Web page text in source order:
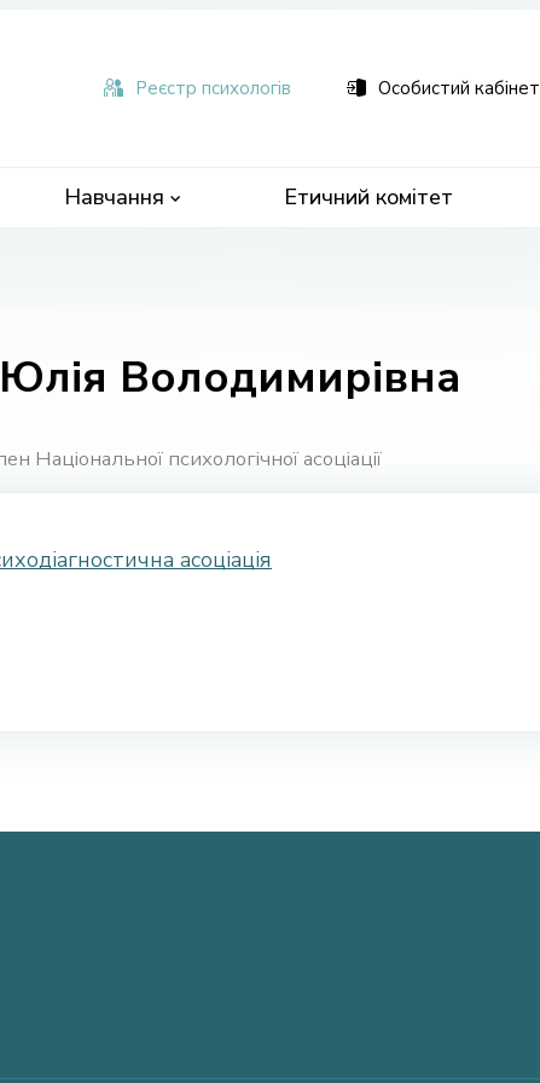
Навчання Етичний комітет
Реєстр психологів Особистий кабінет
Володимирівна
Національної психологічної асоціації
асоціація